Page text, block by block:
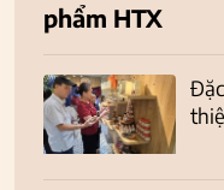
phẩm HTX